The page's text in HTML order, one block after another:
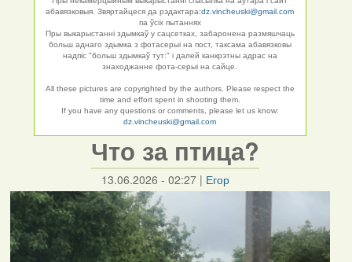
абавязковыя. Звяртайцеся да рэдактара:dz.vincheuski@gmail.com
па ўсіх пытаннях
Пры выкарыстанні здымкаў у сацсетках, забаронена размяшчаць
больш аднаго здымка з фотасерыі на пост, таксама абавязковы
надпіс "больш здымкаў тут:" і далей канкрэтны адрас на
знаходжанне фота-серыі на сайце.
All these pictures are copyrighted by the authors. Please respect the
time and effort spent in shooting them.
If you have any questions or comments, please let us know:
dz.vincheuski@gmail.com
Что за птица?
13.06.2026 - 02:27| Егор